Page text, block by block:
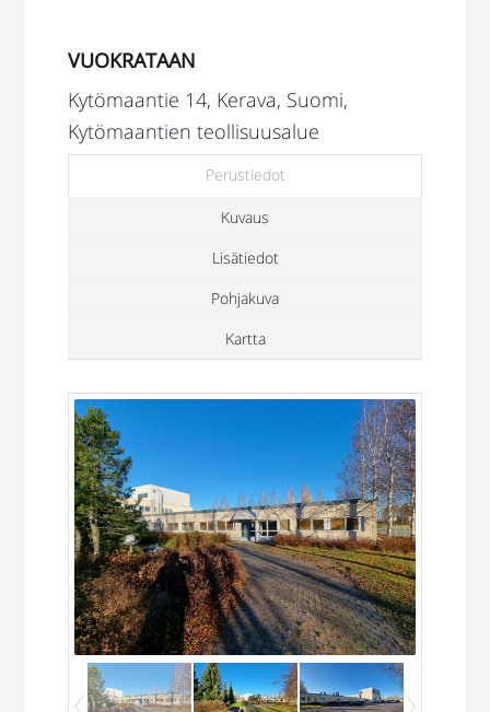
VUOKRATAAN
Kytömaantie 14, Kerava, Suomi,
Kytömaantien teollisuusalue
Perustiedot
Kuvaus
Lisätiedot
Pohjakuva
Kartta